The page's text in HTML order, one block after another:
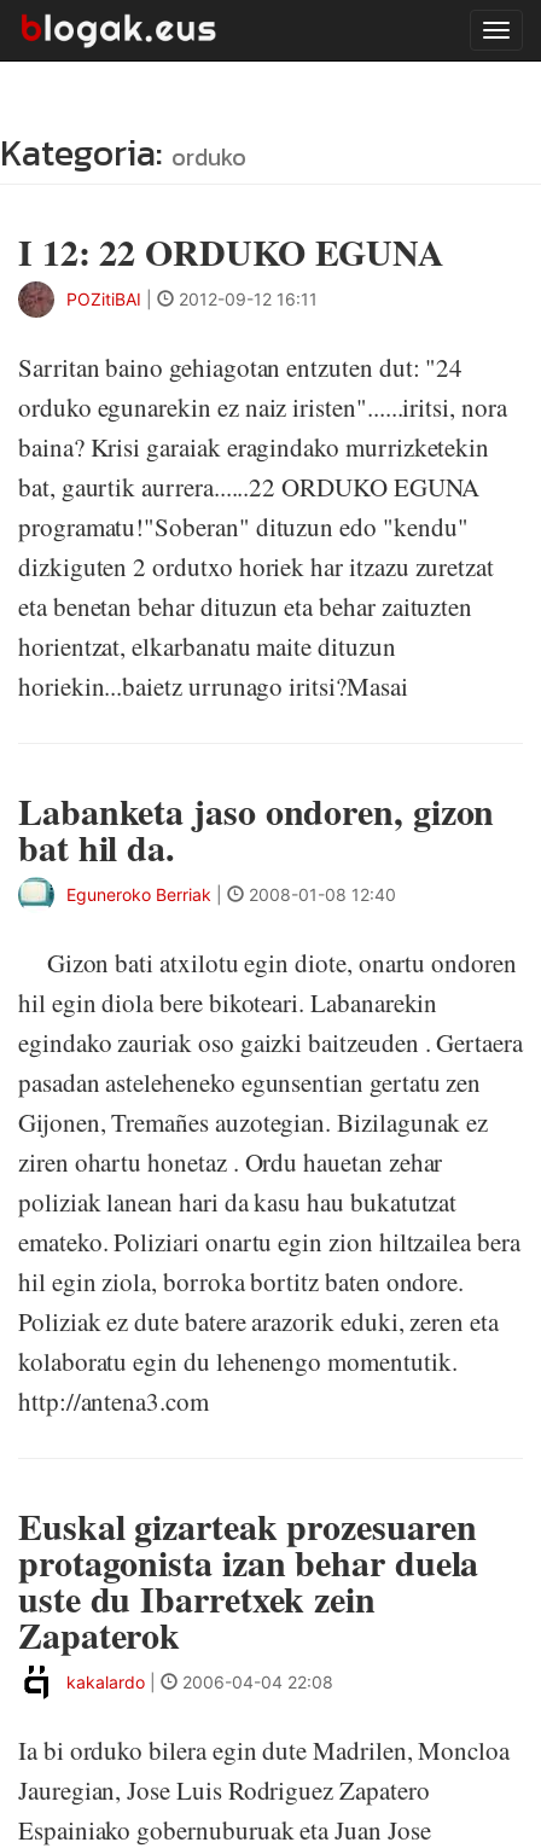
Kategoria: orduko
I 12: 22 ORDUKO EGUNA
POZitiBAI 2012-09-12 16:11
Sarritan baino gehiagotan entzuten dut: "24
orduko egunarekin ez naiz iristen"......iritsi, nora
baina? Krisi garaiak eragindako murrizketekin
bat, gaurtik aurrera......22 ORDUKO EGUNA
programatu!"Soberan" dituzun edo "kendu"
dizkiguten 2 ordutxo horiek har itzazu zuretzat
eta benetan behar dituzun eta behar zaituzten
horientzat, elkarbanatu maite dituzun
horiekin...baietz urrunago iritsi?Masai
Labanketa jaso ondoren, gizon
bat hil da.
Eguneroko Berriak 2008-01-08 12:40
Gizon bati atxilotu egin diote, onartu ondoren
hil egin diola bere bikoteari. Labanarekin
egindako zauriak oso gaizki baitzeuden . Gertaera
pasadan asteleheneko egunsentian gertatu zen
Gijonen, Tremañes auzotegian. Bizilagunak ez
ziren ohartu honetaz . Ordu hauetan zehar
poliziak lanean hari da kasu hau bukatutzat
emateko. Poliziari onartu egin zion hiltzailea bera
hil egin ziola, borroka bortitz baten ondore.
Poliziak ez dute batere arazorik eduki, zeren eta
kolaboratu egin du lehenengo momentutik.
http://antena3.com
Euskal gizarteak prozesuaren
protagonista izan behar duela
uste du Ibarretxek zein
Zapaterok
kakalardo 2006-04-04 22:08
Ia bi orduko bilera egin dute Madrilen, Moncloa
Jauregian, Jose Luis Rodriguez Zapatero
Espainiako gobernuburuak eta Juan Jose